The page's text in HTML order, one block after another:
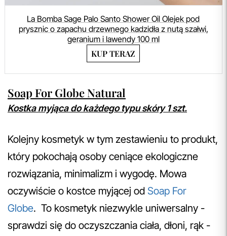
La Bomba Sage Palo Santo Shower Oil Olejek pod
prysznic o zapachu drzewnego kadzidła z nutą szałwi,
geranium i lawendy 100 ml
KUP TERAZ
Soap For Globe Natural
Kostka myjąca do każdego typu skóry 1 szt.
Kolejny kosmetyk w tym zestawieniu to produkt,
który pokochają osoby ceniące ekologiczne
rozwiązania, minimalizm i wygodę. Mowa
oczywiście o kostce myjącej od Soap For
Globe. To kosmetyk niezwykle uniwersalny -
sprawdzi się do oczyszczania ciała, dłoni, rąk -